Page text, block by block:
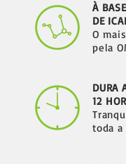
À BASE
DE
O
pela
DURA
12
toda